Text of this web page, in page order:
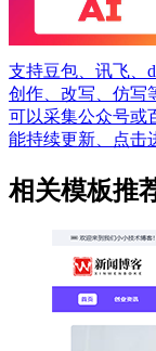
支持豆包、讯飞、
创作、改写、仿写
可以采集公众号或
能持续更新、点击
相关模板推